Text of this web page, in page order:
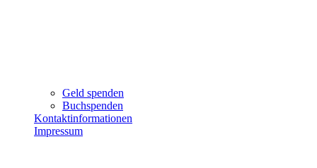
Geld spenden
Buchspenden
Kontaktinformationen
Impressum